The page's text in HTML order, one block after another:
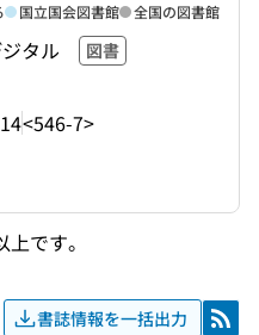
タル
図書
<546-7>
国立国会図書館 全国の図書館
です。
書誌情報を一括出力